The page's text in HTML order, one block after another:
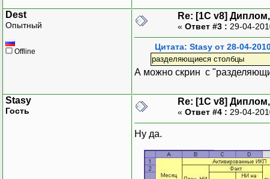
Dest
Опытный
Offline
Re: [1C v8]
« Ответ #3 : 29-04-
Цитата: Stasy от 28-04-
разделяющиеся столбцы
А можно скрин с
Stasy
Гость
Re: [1C v8]
« Ответ #4 : 29-04-
Ну да.